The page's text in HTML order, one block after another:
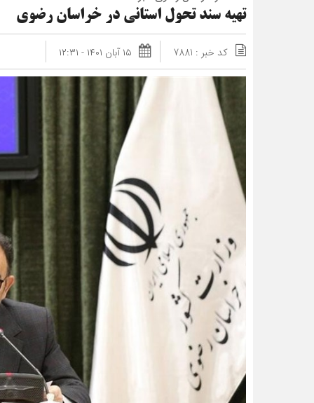
تهیه سند تحول استانی در خراسان رضوی
کد خبر : 7881 ۱۵ آبان ۱۴۰۱ - ۱۲:۳۱